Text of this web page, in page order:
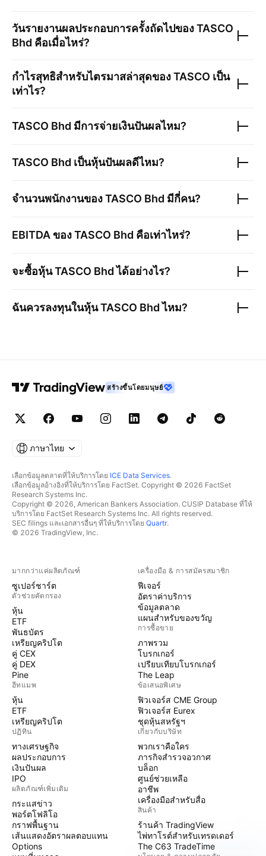
วันรายงานผลประกอบการครั้งถัดไปของTASCO
Bhd คือเมื่อไหร่?
กำไรสุทธิสำหรับไตรมาสล่าสุดของTASCO เป็น
เท่าไร?
TASCO Bhd มีการจ่ายเงินปันผลไหม?
TASCO Bhd เป็นหุ้นปันผลดีไหม?
จำนวนพนักงานของTASCO Bhd มีกี่คน?
EBITDA ของTASCO Bhd คือเท่าไหร่?
จะซื้อหุ้นTASCO Bhdได้อย่างไร?
ฉันควรลงทุนในหุ้นTASCO Bhdไหม?
สร้างขึ้นโดยมนุษย์
ภาษาไทย
เลือกข้อมูลตลาดที่ให้บริการโดย ICE Data Services.
เลือกข้อมูลอ้างอิงที่ให้บริการโดย FactSet. Copyright © 2026 FactSet
Research Systems Inc.
Copyright © 2026, American Bankers Association. CUSIP Database ที่ให้
บริการโดย FactSet Research Systems Inc. All rights reserved.
SEC filings และเอกสารอื่นๆ ที่ให้บริการโดย Quartr.
© 2026 TradingView, Inc.
มากกว่าแค่ผลิตภัณฑ์
ซูเปอร์ชาร์ต
ตัวช่วยคัดกรอง
หุ้น
ETF
พันธบัตร
เหรียญคริปโต
คู่ CEX
คู่ DEX
Pine
ฮีทแมพ
หุ้น
ETF
เหรียญคริปโต
ปฏิทิน
ทางเศรษฐกิจ
ผลประกอบการ
เงินปันผล
IPO
ผลิตภัณฑ์เพิ่มเติม
กระแสข่าว
พอร์ตโฟลิโอ
กราฟพื้นฐาน
เส้นแสดงอัตราผลตอบแทน
Options
เครื่องมือ & การสมัครสมาชิก
ฟีเจอร์
อัตราค่าบริการ
ข้อมูลตลาด
แผนสำหรับของขวัญ
การซื้อขาย
ภาพรวม
โบรกเกอร์
เปรียบเทียบโบรกเกอร์
The Leap
ข้อเสนอพิเศษ
ฟิวเจอร์ส CME Group
ฟิวเจอร์ส Eurex
ชุดหุ้นสหรัฐฯ
เกี่ยวกับบริษัท
พวกเราคือใคร
ภารกิจสำรวจอวกาศ
บล็อก
ศูนย์ช่วยเหลือ
อาชีพ
เครื่องมือสำหรับสื่อ
สินค้า
ร้านค้า TradingView
ไพ่ทาโรต์สำหรับเทรดเดอร์
The C63 TradeTime